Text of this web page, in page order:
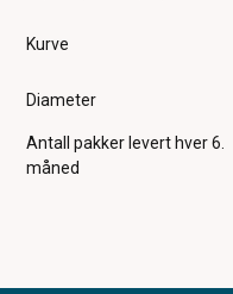
Kurve
Diameter
Antall pakker levert hver 6.
måned